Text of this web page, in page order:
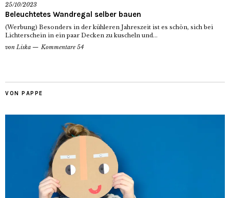
25/10/2023
Beleuchtetes Wandregal selber bauen
(Werbung) Besonders in der kühleren Jahreszeit ist es schön, sich bei
Lichterschein in ein paar Decken zu kuscheln und...
von Liska Kommentare 54
VON PAPPE